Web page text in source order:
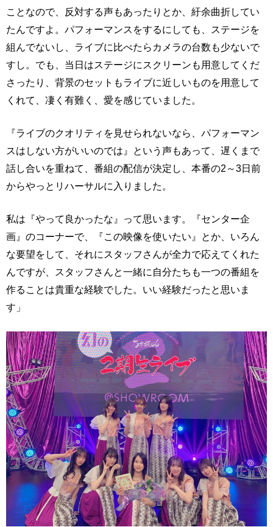
ことなので、反対する声もあったりとか、紆余曲折してい
たんですよ。パフォーマンスをするにしても、ステージを
組んでないし、ライブに比べたらカメラの台数も少ないで
すし。でも、当日はステージにスクリーンも用意してくだ
さったり、背景のセットもライブに近しいものを用意して
くれて、凄く有難く、愛を感じていました。
『ライブのクオリティを見せられないなら、パフォーマン
スはしない方がいいのでは』という声もあって、遅くまで
話し合いを重ねて、番組の配信が決定し、本番の2～3日前
からやっとリハーサルに入りました。
私は『やって良かったな』って思います。『センター企
画』のコーナーで、『この映像を使いたい』とか、いろん
な要望をして、それにスタッフさんが全力で応えてくれた
んですが、スタッフさんと一緒に自分たちも一つの番組を
作ることは貴重な経験でした。いい経験だったと思いま
す」